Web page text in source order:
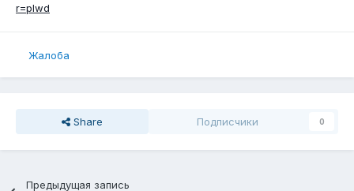
r=plwd
Жалоба
Share Подписчики 0
Предыдущая запись